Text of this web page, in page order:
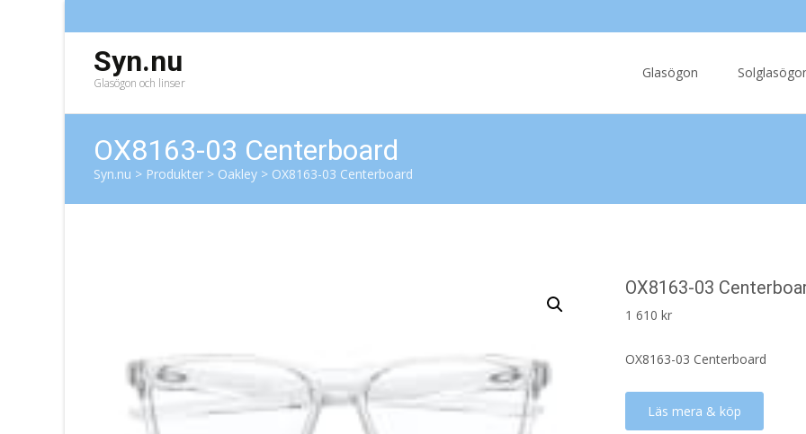
Syn.nu
Glasögon och linser
Glasögon
OX8163-03 Centerboard
Syn.nu > Produkter > Oakley > OX8163-03 Centerboard
OX8163-03
1 610 kr
OX8163-03 Centerboard
Läs mera & köp